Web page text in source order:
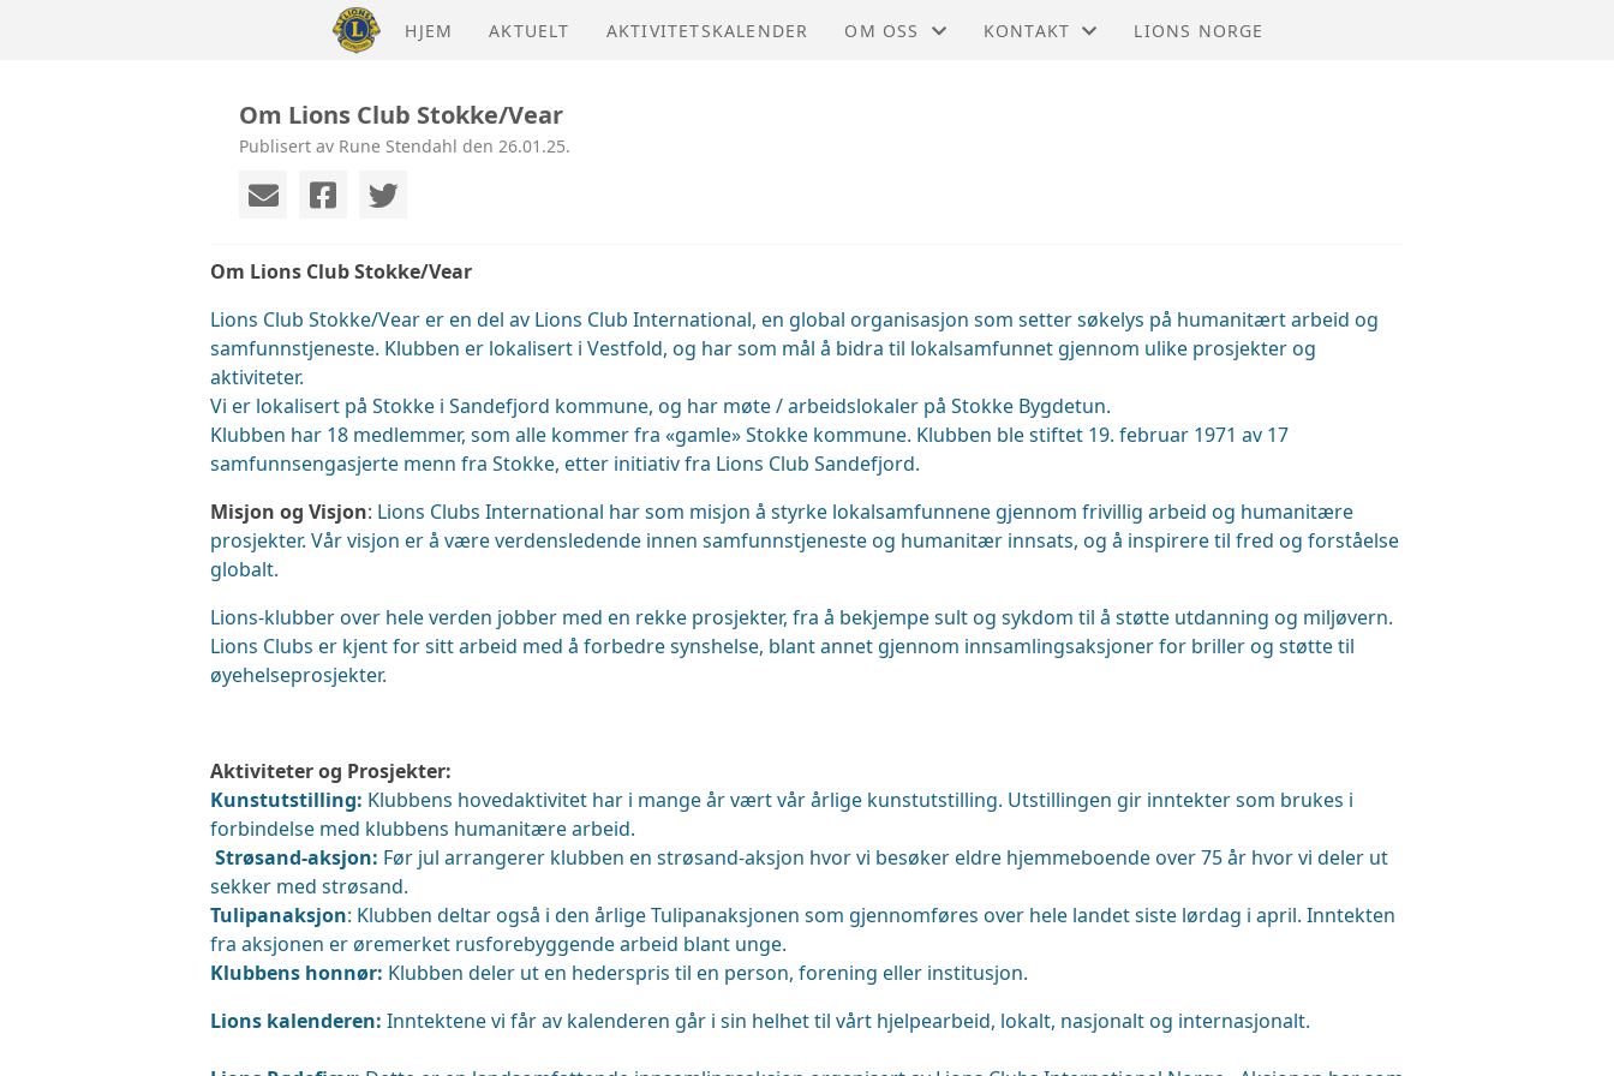
HJEM AKTUELT AKTIVITETSKALENDER OM OSS KONTAKT LIONS NORGE
Om Lions Club Stokke/Vear
Publisert av Rune Stendahl den 26.01.25.
Om Lions Club Stokke/Vear
Lions Club Stokke/Vear er en del av Lions Club International, en global organisasjon som setter søkelys på humanitært arbeid og
samfunnstjeneste. Klubben er lokalisert i Vestfold, og har som mål å bidra til lokalsamfunnet gjennom ulike prosjekter og
aktiviteter.
Vi er lokalisert på Stokke i Sandefjord kommune, og har møte / arbeidslokaler på Stokke Bygdetun.
Klubben har 18 medlemmer, som alle kommer fra «gamle» Stokke kommune. Klubben ble stiftet 19. februar 1971 av 17
samfunnsengasjerte menn fra Stokke, etter initiativ fra Lions Club Sandefjord.
Misjon og Visjon: Lions Clubs International har som misjon å styrke lokalsamfunnene gjennom frivillig arbeid og humanitære
prosjekter. Vår visjon er å være verdensledende innen samfunnstjeneste og humanitær innsats, og å inspirere til fred og forståelse
globalt.
Lions-klubber over hele verden jobber med en rekke prosjekter, fra å bekjempe sult og sykdom til å støtte utdanning og miljøvern.
Lions Clubs er kjent for sitt arbeid med å forbedre synshelse, blant annet gjennom innsamlingsaksjoner for briller og støtte til
øyehelseprosjekter.
Aktiviteter og Prosjekter:
Kunstutstilling: Klubbens hovedaktivitet har i mange år vært vår årlige kunstutstilling. Utstillingen gir inntekter som brukes i
forbindelse med klubbens humanitære arbeid.
Strøsand-aksjon: Før jul arrangerer klubben en strøsand-aksjon hvor vi besøker eldre hjemmeboende over 75 år hvor vi deler ut
sekker med strøsand.
Tulipanaksjon: Klubben deltar også i den årlige Tulipanaksjonen som gjennomføres over hele landet siste lørdag i april. Inntekten
fra aksjonen er øremerket rusforebyggende arbeid blant unge.
Klubbens honnør: Klubben deler ut en hederspris til en person, forening eller institusjon.
Lions kalenderen: Inntektene vi får av kalenderen går i sin helhet til vårt hjelpearbeid, lokalt, nasjonalt og internasjonalt.